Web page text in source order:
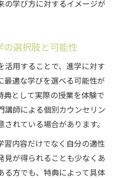
の学び方に対するイメージが
の選択肢と可能性
活用することで、進学に対す
最適な学びを選べる可能性が
典として実際の授業を体験で
講師による個別カウンセリン
れている場合があります。
習内容だけでなく自分の適性
見が得られることも少なくあ
る方でも、特典によって具体